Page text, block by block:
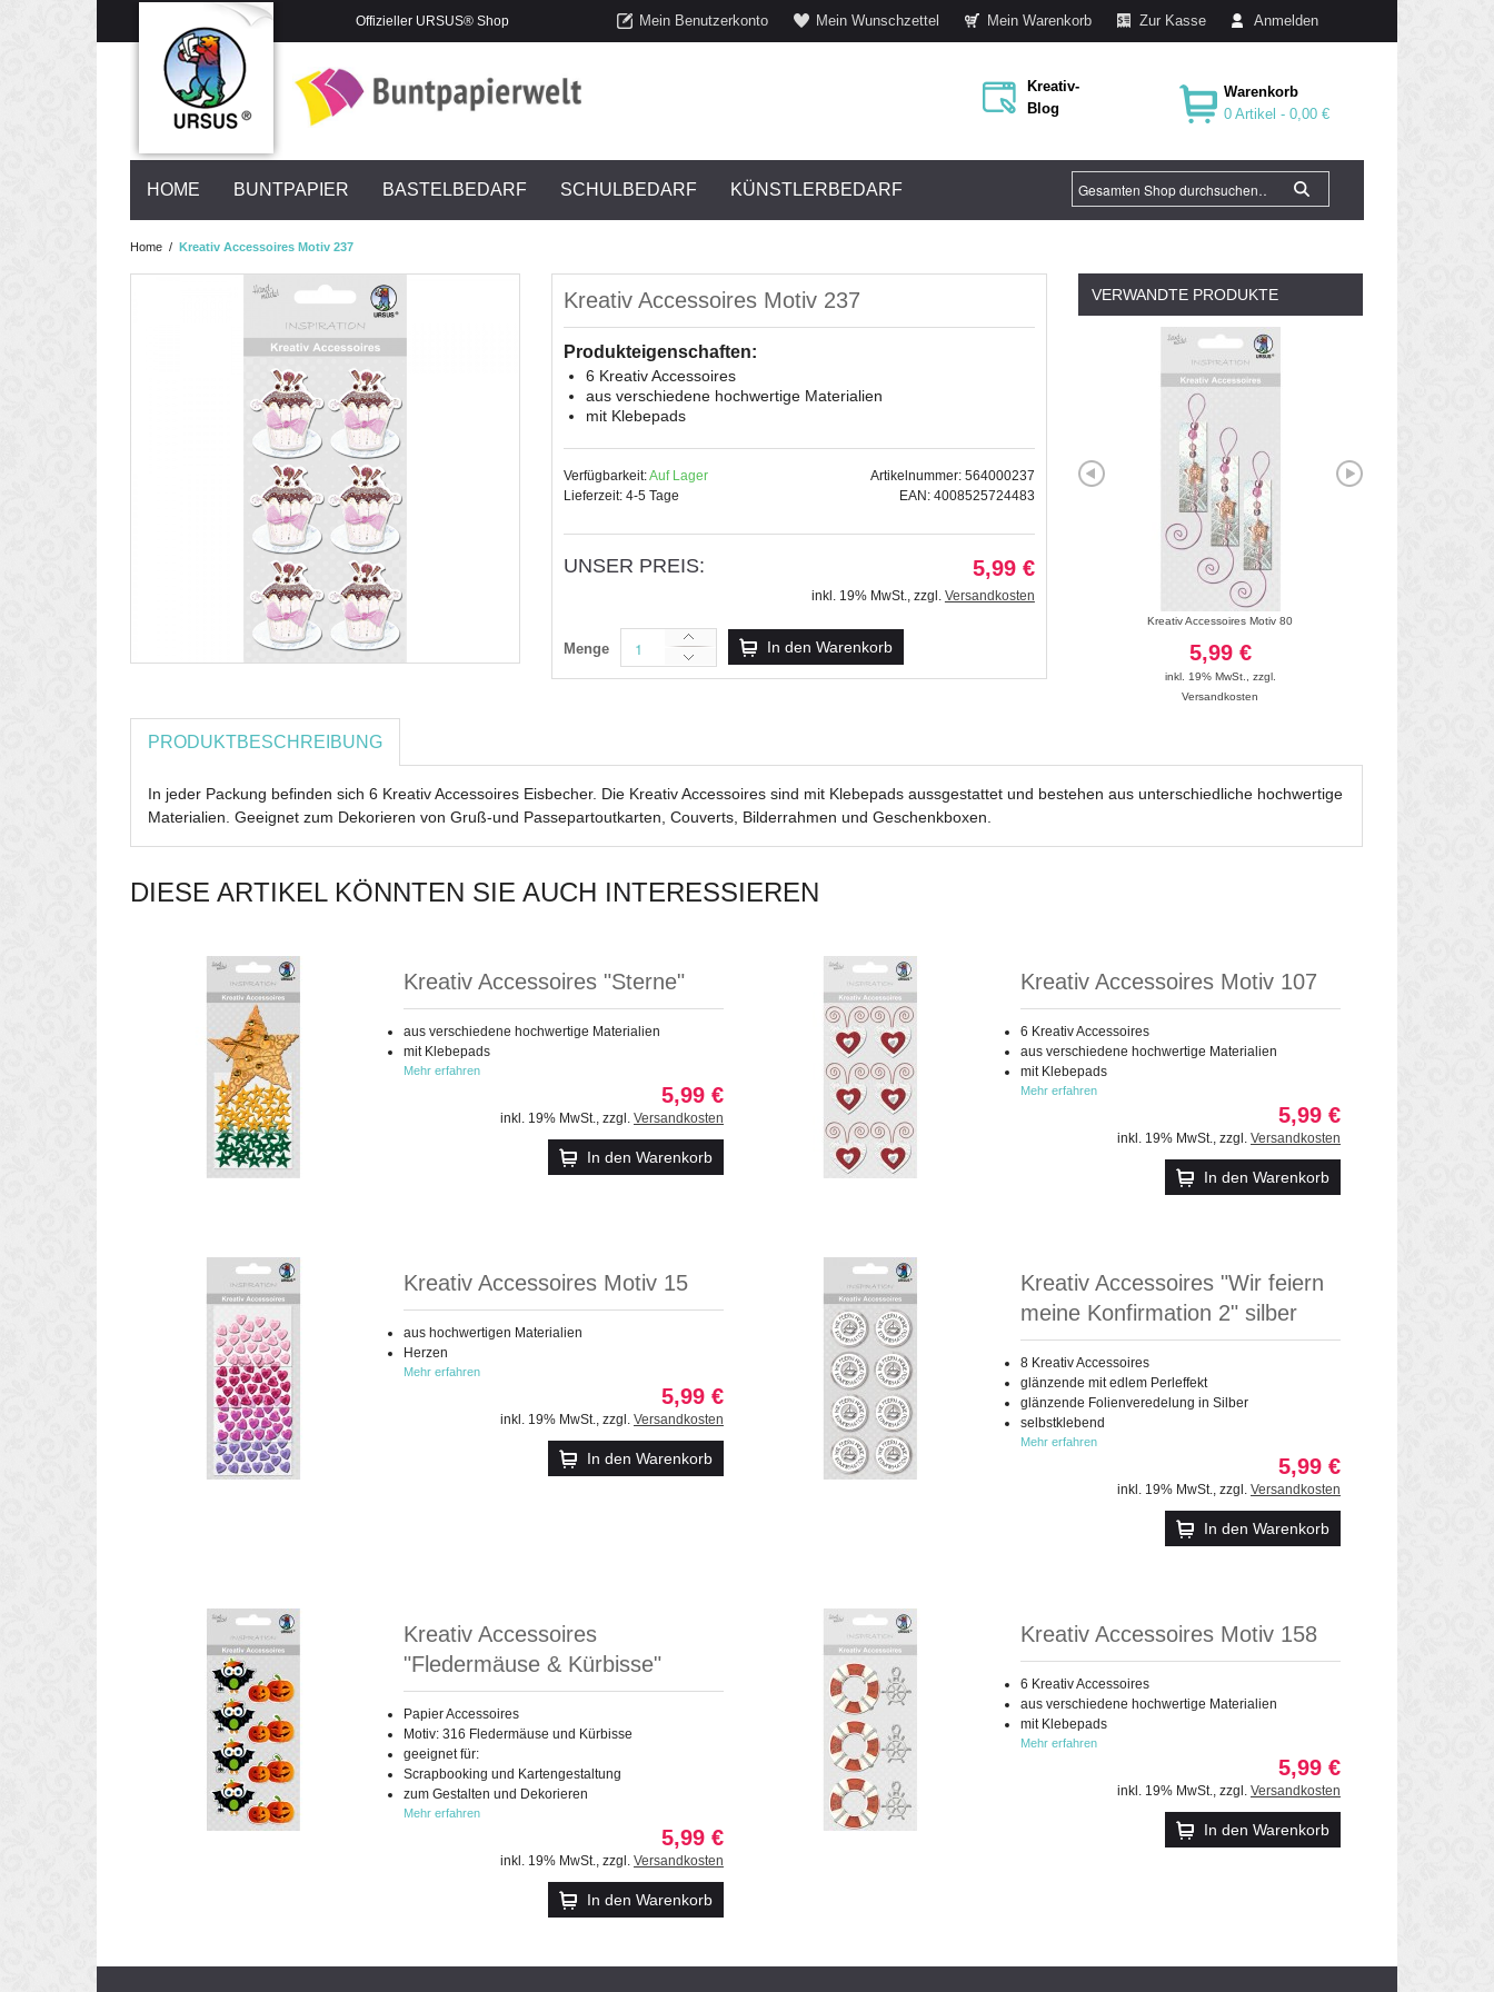
Offizieller URSUS® Shop Mein Benutzerkonto Mein Wunschzettel Mein Warenkorb Zur Kasse Anmelden
Kreativ-
Blog
Warenkorb
0 Artikel -0,00 €
HOME BUNTPAPIER BASTELBEDARF SCHULBEDARF KÜNSTLERBEDARF
Home / Kreativ Accessoires Motiv 237
Kreativ Accessoires Motiv 237
Produkteigenschaften:
6 Kreativ Accessoires
aus verschiedene hochwertige Materialien
mit Klebepads
Verfügbarkeit:Auf Lager
Lieferzeit: 4-5 Tage
Artikelnummer: 564000237
EAN: 4008525724483
UNSER PREIS: 5,99 €
inkl. 19% MwSt., zzgl. Versandkosten
Menge In den Warenkorb
VERWANDTE PRODUKTE
5,99 €
inkl. 19% MwSt.,zzgl.
Kreativ Accessoires Motiv 80
PRODUKTBESCHREIBUNG
In jeder Packung befinden sich 6 Kreativ Accessoires Eisbecher. Die Kreativ Accessoires sind mit Klebepads aussgestattet und bestehen aus unterschiedliche hochwertige
Materialien. Geeignet zum Dekorieren von Gruß-und Passepartoutkarten, Couverts, Bilderrahmen und Geschenkboxen.
DIESE ARTIKEL KÖNNTEN SIE AUCH INTERESSIEREN
Kreativ Accessoires "Sterne"
aus verschiedene hochwertige Materialien
mit Klebepads
Mehr erfahren
5,99 €
inkl. 19% MwSt., zzgl. Versandkosten
In den Warenkorb
Kreativ Accessoires Motiv 107
6 Kreativ Accessoires
aus verschiedene hochwertige Materialien
mit Klebepads
Mehr erfahren
5,99 €
inkl. 19% MwSt., zzgl. Versandkosten
In den Warenkorb
Kreativ Accessoires Motiv 15
aus hochwertigen Materialien
Herzen
Mehr erfahren
5,99 €
inkl. 19% MwSt., zzgl. Versandkosten
In den Warenkorb
Kreativ Accessoires "Wir feiern
meine Konfirmation 2" silber
8 Kreativ Accessoires
glänzende mit edlem Perleffekt
glänzende Folienveredelung in Silber
selbstklebend
Mehr erfahren
5,99 €
inkl. 19% MwSt., zzgl. Versandkosten
In den Warenkorb
Kreativ Accessoires
"Fledermäuse & Kürbisse"
Papier Accessoires
Motiv: 316 Fledermäuse und Kürbisse
geeignet für:
Scrapbooking und Kartengestaltung
zum Gestalten und Dekorieren
Mehr erfahren
5,99 €
inkl. 19% MwSt., zzgl. Versandkosten
In den Warenkorb
Kreativ Accessoires Motiv 158
6 Kreativ Accessoires
aus verschiedene hochwertige Materialien
mit Klebepads
Mehr erfahren
5,99 €
inkl. 19% MwSt., zzgl. Versandkosten
In den Warenkorb